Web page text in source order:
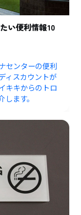
い便利情報10
センターの便利
ィスカウントが
キキからのトロ
ます。